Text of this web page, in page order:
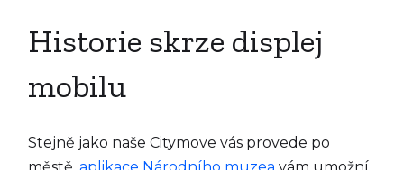
Historie skrze displej
mobilu
Stejně jako naše Citymove vás provede po